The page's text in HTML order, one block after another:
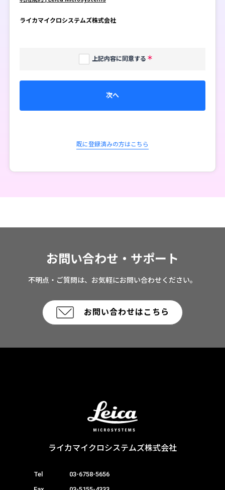
ライカマイクロシステムズ株式会社
上記内容に同意する
次へ
既に登録済みの方はこちら
お問い合わせ・サポート
不明点・ご質問は、お気軽にお問い合わせください。
お問い合わせはこちら
ライカマイクロシステムズ株式会社
Tel
03-6758-5656